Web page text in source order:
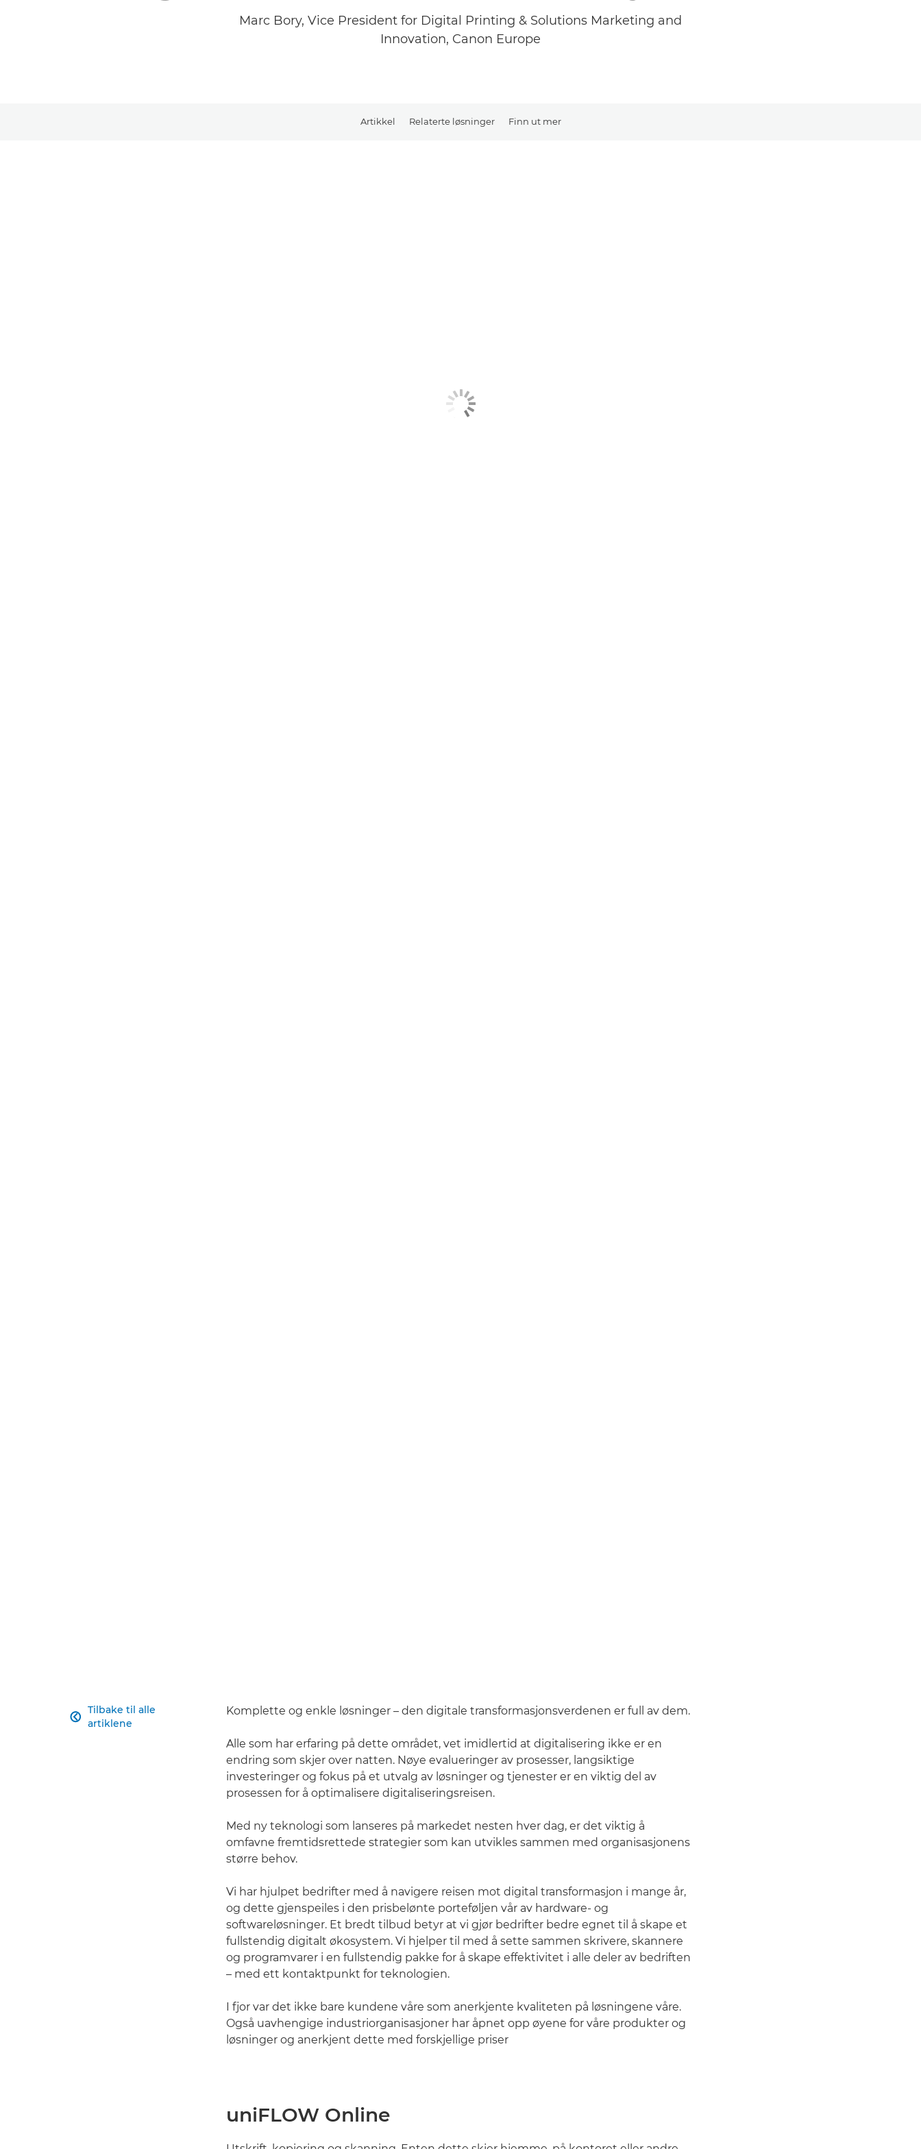
Marc Bory, Vice President for Digital Printing & Solutions Marketing and
Innovation, Canon Europe
Artikkel Relaterte løsninger Finn ut mer
Tilbake til alle
artiklene
 Komplette og enkle løsninger – den digitale transformasjonsverdenen er full av dem.
Alle som har erfaring på dette området, vet imidlertid at digitalisering ikke er en
endring som skjer over natten. Nøye evalueringer av prosesser, langsiktige
investeringer og fokus på et utvalg av løsninger og tjenester er en viktig del av
prosessen for å optimalisere digitaliseringsreisen.
Med ny teknologi som lanseres på markedet nesten hver dag, er det viktig å
omfavne fremtidsrettede strategier som kan utvikles sammen med organisasjonens
større behov.
Vi har hjulpet bedrifter med å navigere reisen mot digital transformasjon i mange år,
og dette gjenspeiles i den prisbelønte porteføljen vår av hardware- og
softwareløsninger. Et bredt tilbud betyr at vi gjør bedrifter bedre egnet til å skape et
fullstendig digitalt økosystem. Vi hjelper til med å sette sammen skrivere, skannere
og programvarer i en fullstendig pakke for å skape effektivitet i alle deler av bedriften
– med ett kontaktpunkt for teknologien.
I fjor var det ikke bare kundene våre som anerkjente kvaliteten på løsningene våre.
Også uavhengige industriorganisasjoner har åpnet opp øyene for våre produkter og
løsninger og anerkjent dette med forskjellige priser
uniFLOW Online